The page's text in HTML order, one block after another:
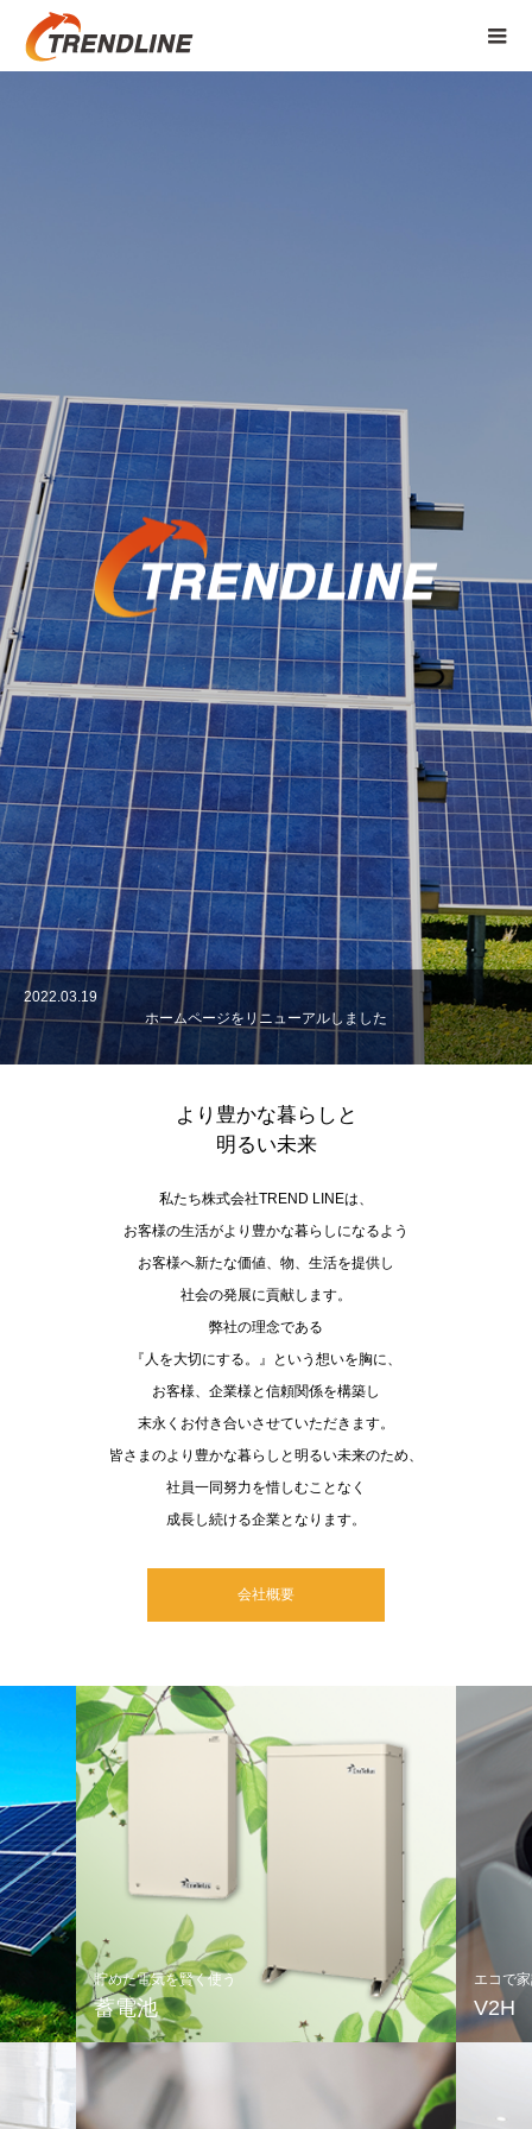
2022.03.19
ホームページをリニューアルしました
より豊かな暮らしと
明るい未来
私たち株式会社TREND LINEは、
お客様の生活がより豊かな暮らしになるよう
お客様へ新たな価値、物、生活を提供し
社会の発展に貢献します。
弊社の理念である
『人を大切にする。』という想いを胸に、
お客様、企業様と信頼関係を構築し
末永くお付き合いさせていただきます。
皆さまのより豊かな暮らしと明るい未来のため、
社員一同努力を惜しむことなく
成長し続ける企業となります。
会社概要
貯めた電気を賢く使う
蓄電池
エコで
V2H